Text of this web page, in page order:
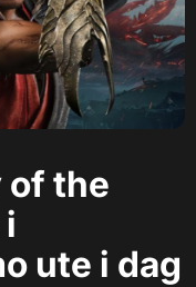
of the
ute i dag